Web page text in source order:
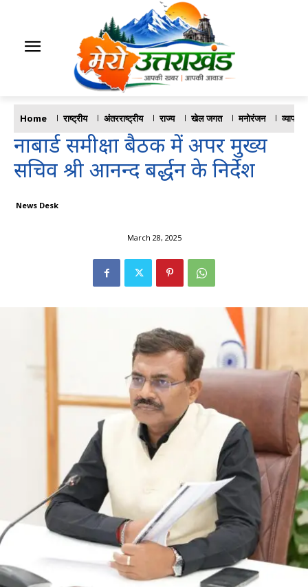
Home राष्ट्रीय अंतरराष्ट्रीय राज्य खेल जगत मनोरंजन व्यापार
नाबार्ड समीक्षा बैठक में अपर मुख्य
सचिव श्री आनन्द बर्द्धन के निर्देश
News Desk
March 28, 2025